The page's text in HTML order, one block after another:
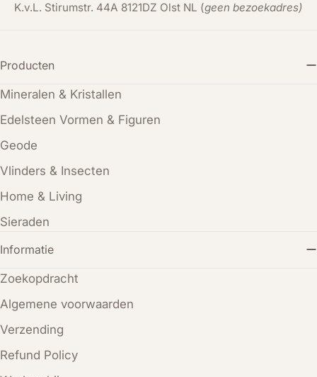
K.v.L. Stirumstr. 44A 8121DZ Olst NL (geen bezoekadres)
Producten
Mineralen & Kristallen
Edelsteen Vormen & Figuren
Geode
Vlinders & Insecten
Home & Living
Sieraden
Informatie
Zoekopdracht
Algemene voorwaarden
Verzending
Refund Policy